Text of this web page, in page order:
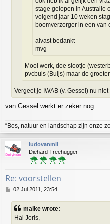
stage gelopen in Australie
volgend jaar 10 weken
boomverzorger in een van
alvast bedankt
mvg
Mooi werk, doe slootje
pvcbuis (Buijs) maar de
Vergeet je IWAB (v. Gessel) nu
van Gessel werkt er zeker nog
“Bos, natuur en landschap zijn onze
ludovanmil
Diehard Treehugger
Re: voorstellen
P
s
02 Jul 2011, 23:54
maike wrote:
Hai Joris,